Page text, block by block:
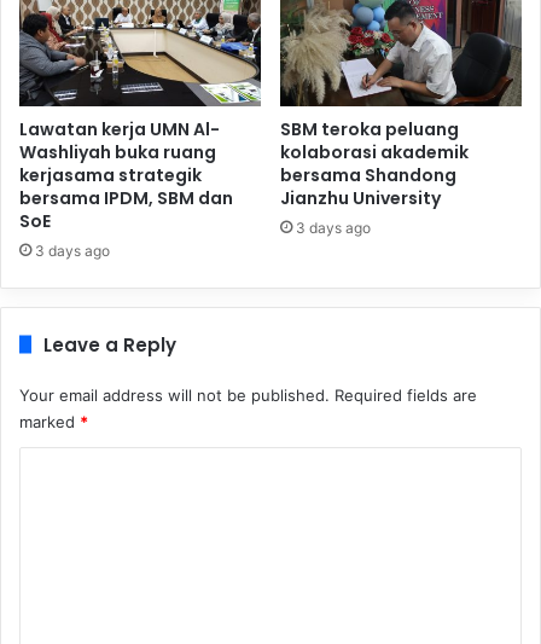
Lawatan kerja UMN Al-
Washliyah buka ruang
kerjasama strategik
bersama IPDM, SBM dan
SoE
3 days ago
SBM teroka peluang
kolaborasi akademik
bersama Shandong
Jianzhu University
3 days ago
Leave a Reply
Your email address will not be published. Required fields are
marked *